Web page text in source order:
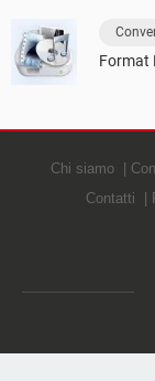
Format
Chi siamo
Contatti